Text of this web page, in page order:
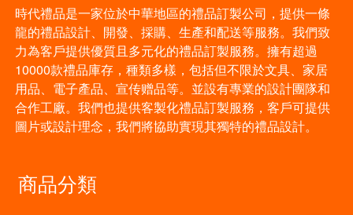
時代禮品是一家位於中華地區的禮品訂製公司，提供一條
龍的禮品設計、開發、採購、生產和配送等服務。我們致
力為客戶提供優質且多元化的禮品訂製服務。擁有超過
10000款禮品庫存，種類多樣，包括但不限於文具、家居
用品、電子產品、宣传赠品等。並設有專業的設計團隊和
合作工廠。我們也提供客製化禮品訂製服務，客戶可提供
圖片或設計理念，我們將協助實現其獨特的禮品設計。
商品分類